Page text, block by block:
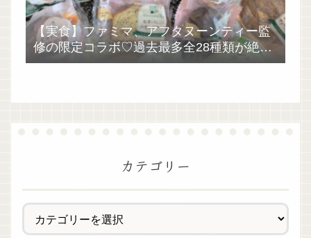
【実食】ファミマ、アフタヌーンティー監
修の限定コラボ♡過去最多全28種類が絶品
過ぎた！
カテゴリー